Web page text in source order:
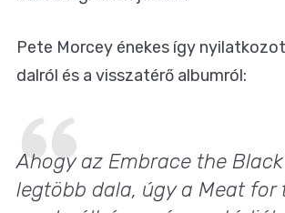
Pete Morcey énekes így
dalról és a visszatérő albumról:
Ahogy az Embrace the
legtöbb dala, úgy a Meat for